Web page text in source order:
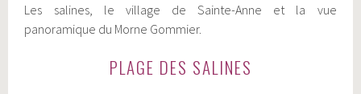
Les salines, le village de Sainte-Anne et la vue
panoramique du Morne Gommier.
PLAGE DES SALINES